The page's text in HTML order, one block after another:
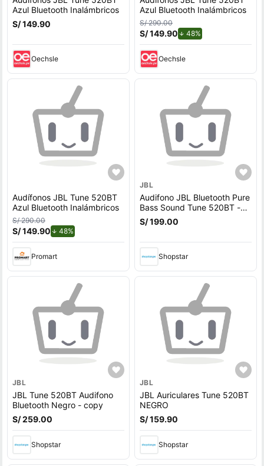
Azul Bluetooth Inalámbricos
S/ 149.90
Oechsle
Azul Bluetooth Inalámbricos
S/ 290.00
S/ 149.90 48%de descuento.
Oechsle
Audífonos JBL Tune 520BT
Azul Bluetooth Inalámbricos
S/ 290.00
S/ 149.90 48%
Promart
JBL
Audifono JBL Bluetooth Pure
Bass Sound Tune 520BT -
AZUL
S/ 199.00
Shopstar
JBL
JBL Tune 520BT Audifono
Bluetooth Negro - copy
S/ 259.00
Shopstar
JBL
JBL Auriculares Tune 520BT
NEGRO
S/ 159.90
Shopstar